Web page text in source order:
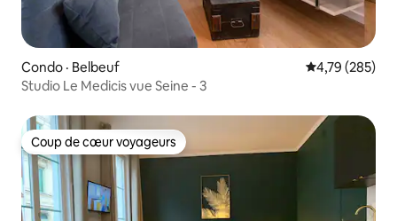
Condo · Belbeuf Note
4,79 (285)
Studio Le Medicis vue Seine - 3
Coup de cœur voyageurs
Coup de cœur voyageurs